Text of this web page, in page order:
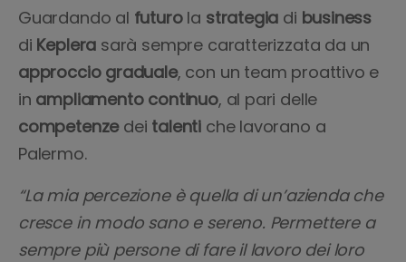
Guardando al futurola strategia di business
di Keplera sarà sempre caratterizzata da un
approccio graduale, con un team proattivo e
in ampliamento continuo, al pari delle
competenzedei talenti che lavorano a
Palermo.
“La mia percezione è quella di un’azienda che
cresce in modo sano e sereno. Permettere a
sempre più persone di fare il lavoro dei loro